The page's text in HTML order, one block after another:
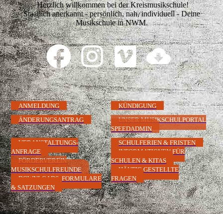
Herzlich willkommen bei der Kreismusikschule!
Staatlich anerkannt - persönlich, nah, individuell - Deine
Musikschule in NWM.
ANMELDUNG
KÜNDIGUNG
ÄNDERUNGSANTRAG
UNSER MUSIKSCHULPORTAL
SPEEDADMIN
VERANSTALTUNGS-
ANFRAGE
FÖRDERVEREIN
MUSIKSCHULFREUNDE
DOWNLOADS, FORMULARE
& SATZUNGEN
SCHULFERIEN & FRISTEN
INFORMATIONEN FÜR
SCHULEN & KITAS
HÄUFIG GESTELLTE
FRAGEN